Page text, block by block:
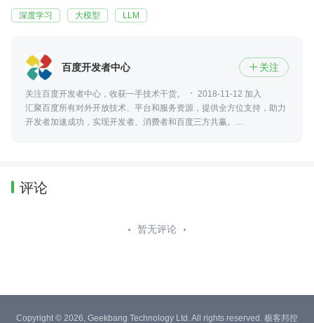
深度学习 大模型 LLM
百度开发者中心  关注
关注百度开发者中心，收获一手技术干货。
2018-11-12 加入
汇聚百度所有对外开放技术、平台和服务资源，提供全方位支持，助力
开发者加速成功，实现开发者、消费者和百度三方共赢。
评论
暂无评论
Copyright © 2026, Geekbang Technology Ltd. All rights reserved. 极客邦控